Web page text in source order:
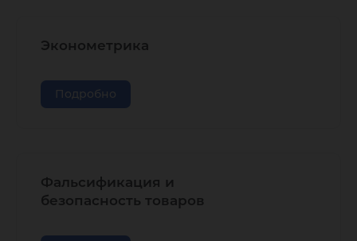
Эконометрика
Подробно
Фальсификация и
безопасность товаров